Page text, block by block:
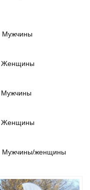
Мужчины
Женщины
Мужчины
Женщины
Мужчины/женщины